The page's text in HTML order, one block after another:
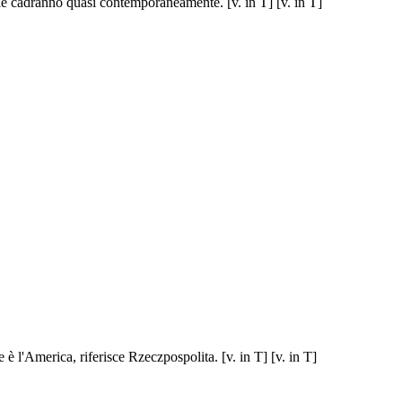
l'America, riferisce Rzeczpospolita. [v. in T] [v. in T]